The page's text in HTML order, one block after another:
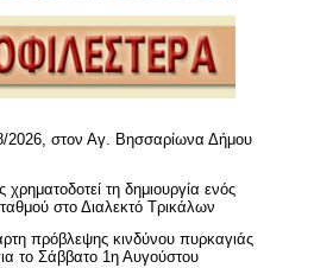
2026, στον Αγ. Βησσαρίωνα Δήμου
τη δημιουργία ενός
στο Διαλεκτό Τρικάλων
πρόβλεψης κινδύνου πυρκαγιάς
το Σάββατο 1η Αυγούστου